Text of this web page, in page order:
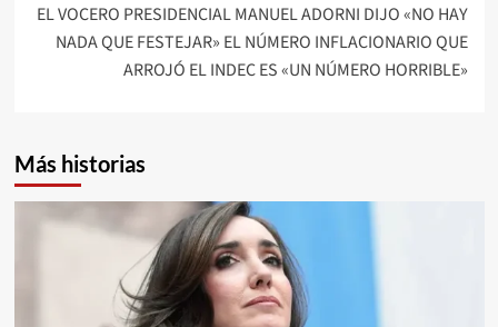
EL VOCERO PRESIDENCIAL MANUEL ADORNI DIJO «NO HAY
NADA QUE FESTEJAR» EL NÚMERO INFLACIONARIO QUE
ARROJÓ EL INDEC ES «UN NÚMERO HORRIBLE»
Más historias